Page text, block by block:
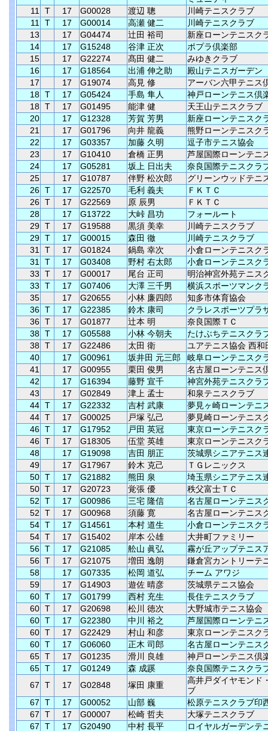
11
T 17 G00028 渡辺 聰
川崎テニスクラブ
11
T 17 G00014 高瀬 健二
川崎テニスクラブ
13
17 G04474 辻田 裕司
新座ローンテニスク
14
17 G15248 谷津 正次
ポプラ倶楽部
15
17 G22274 髙田 健二
みゆきクラブ
16
17 G18564 出浦 伸之助
殿山テニスガーデン
17
17 G19074 高見 修
アーバン六甲テニス
18 T 17 G05424 手島 隼人
神戸ローンテニス倶
18 T 17 G01495 能津 健
天王山テニスクラブ
20
17 G12328 芳賀 芳男
新座ローンテニスク
21
17 G01796 向井 龍義
熊野ローンテニスク
22
17 G03357 加藤 久明
逗子市テニス協会
23
17 G10410 倉橋 正男
芦屋国際ローンテニ
24
17 G05281 坂上 日出夫
奈良国際テニスクラ
25
17 G10787 伴野 松次郎
グリーンウッドテニ
26 T 17 G22570 毛利 義夫
ＦＫＴＣ
26 T 17 G22569 原 辰男
ＦＫＴＣ
28
17 G13722 大峠 昌功
フォールート
29 T 17 G19588 黒須 美幸
川崎テニスクラブ
29 T 17 G00015 森田 徹
川崎テニスクラブ
31
T 17 G01824 鍋島 幸次
小倉ローンテニスク
31
T 17 G03408 野村 右太郎
小倉ローンテニスク
33
T 17 G00017 尾台 正司
明治神宮外苑テニス
33
T 17 G07406 大澤 三千男
横浜スポーツマンク
35
17 G20655 小林 廉四郎
知多市体育協会
36 T 17 G22385 鈴木 康司
クラレスポーツプラ
36 T 17 G01877 辻本 明
奈良国際ＴＣ
38 T 17 G05588 小林 今朝夫
たけぶちテニスクラ
38 T 17 G22486 太田 衛
ユアテニス協会 西和
40
17 G00961 坂井田 元三郎
岐阜ローンテニスク
41
17 G00955 栗田 俊男
名古屋ローンテニス
42
17 G16394 藤野 宣千
神宮外苑テニスクラ
43
17 G02849 津上 孟士
和泉テニスクラブ
44 T 17 G22332 吉村 武康
夢見ヶ崎ローンテニ
44 T 17 G00025 戸塚 弘己
夢見崎ローンテニス
46 T 17 G17952 戸田 英冠
東京ローンテニスク
46 T 17 G18305 伍堂 英雄
東京ローンテニスク
48
17 G19098 吉田 朋正
茨城県シニアテニス
49
17 G17967 鈴木 克己
ＴＧレニックス
50 T 17 G21882 熊田 泉
埼玉県シニアテニス
50 T 17 G20723 覚張 優
秩父富士ＴＣ
52
T 17 G00986 三宅 隆信
名古屋ローンテニス
52
T 17 G00968 須藤 寛
名古屋ローンテニス
54 T 17 G14561 本村 道生
小倉ローンテニスク
54 T 17 G15402 岸本 公雄
大井町ファミリー
56 T 17 G21085 舩山 眞弘
霧が丘アップテニス
56 T 17 G21075 増田 逸朗
鎌倉宮カントリーテ
58
17 G07335 松岡 道弘
チーム アワジ
59
17 G14903 遊佐 晴彦
茨城県テニス協会
60 T 17 G01799 西村 充生
長住テニスクラブ
60 T 17 G20698 松川 徳次
大野城市テニス協会
60 T 17 G22380 中川 裕之
芦屋国際ローンテニ
60 T 17 G22429 村山 和彦
東京ローンテニスク
60 T 17 G06060 正木 司郎
名古屋ローンテニス
65 T 17 G01235 滑川 良雄
神戸ローンテニス倶
65 T 17 G01249 森 成蹊
奈良国際テニスクラ
67
T 17 G02848 塚田 康重
高井戸ダイヤモンド
ブ
67
T 17 G00052 山部 巍
松原テニスクラブ印
67
T 17 G00007 松崎 哲夫
大塚テニスクラブ
67
T 17 G20490 中村 長平 ロイヤルガーデンテ